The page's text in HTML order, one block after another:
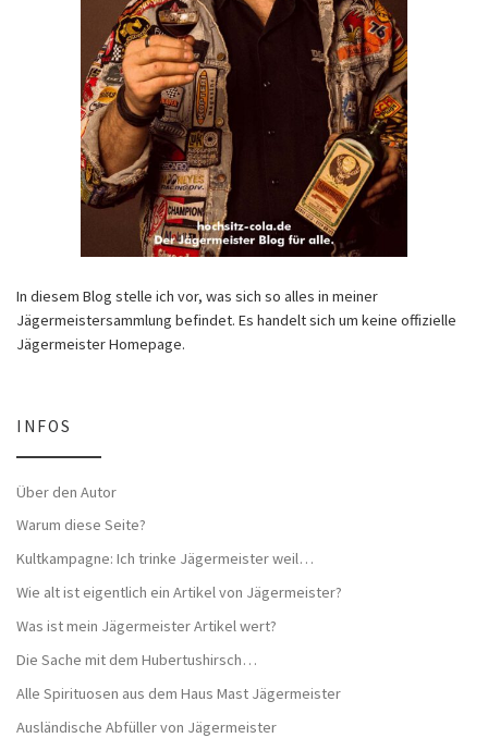
In diesem Blog stelle ich vor, was sich so alles in meiner
Jägermeistersammlung befindet. Es handelt sich um keine offizielle
Jägermeister Homepage.
INFOS
Über den Autor
Warum diese Seite?
Kultkampagne: Ich trinke Jägermeister weil…
Wie alt ist eigentlich ein Artikel von Jägermeister?
Was ist mein Jägermeister Artikel wert?
Die Sache mit dem Hubertushirsch…
Alle Spirituosen aus dem Haus Mast Jägermeister
Ausländische Abfüller von Jägermeister